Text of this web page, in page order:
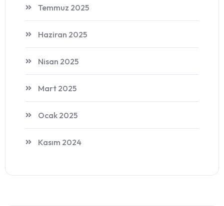
Temmuz 2025
Haziran 2025
Nisan 2025
Mart 2025
Ocak 2025
Kasım 2024